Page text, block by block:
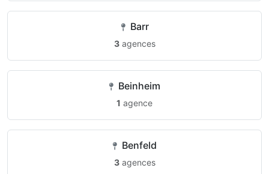
Barr
3agences
Beinheim
1 agence
Benfeld
3agences